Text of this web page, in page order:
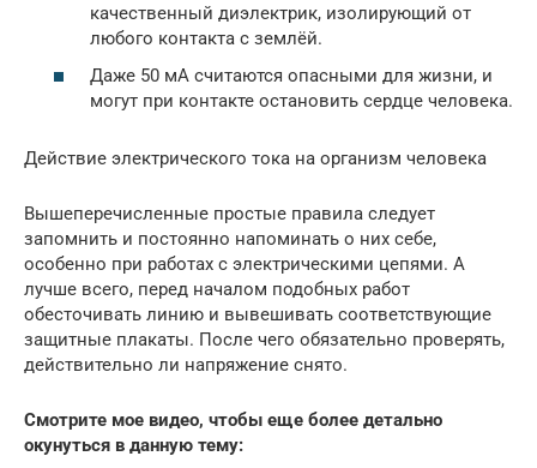
качественный диэлектрик, изолирующий от
любого контакта с землёй.
Даже 50 мА считаются опасными для жизни, и
могут при контакте остановить сердце человека.
Действие электрического тока на организм человека
Вышеперечисленные простые правила следует
запомнить и постоянно напоминать о них себе,
особенно при работах с электрическими цепями. А
лучше всего, перед началом подобных работ
обесточивать линию и вывешивать соответствующие
защитные плакаты. После чего обязательно проверять,
действительно ли напряжение снято.
Смотрите мое видео, чтобы еще более детально
окунуться в данную тему: